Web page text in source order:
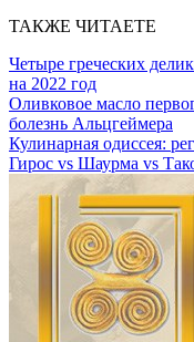
ТАКЖЕ ЧИТАЕТЕ
Четыре греческих
на 2022 год
Оливковое масло
болезнь Альцгеймера
Кулинарная одиссея:
Гирос vs Шаурма vs